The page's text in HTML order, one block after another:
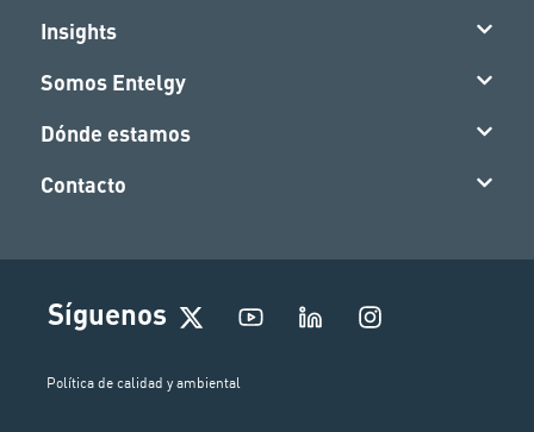
Insights
Somos Entelgy
Dónde estamos
Contacto
Síguenos
I
n
Política de calidad y ambiental